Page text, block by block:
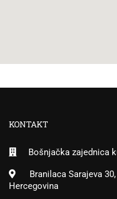
KONTAKT
Bošnjačka zajednica
Branilaca Sarajeva
Hercegovina